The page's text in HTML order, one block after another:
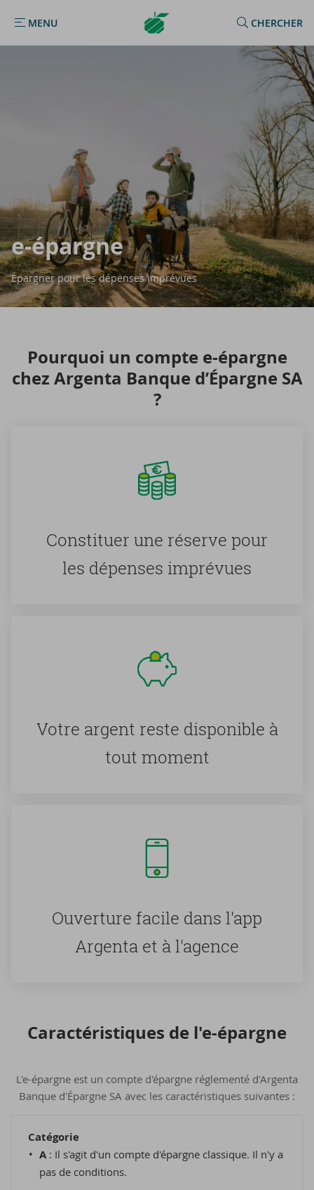
MENU
MENU
Argenta
Homepage
CHERCHER
e-​épargne
Épargner pour les dépenses imprévues
Pour­quoi un compte e-​épargne
chez Argenta Banque d’Épargne SA
?
Consti­tuer une ré­serve pour
les dé­penses im­pré­vues
Votre ar­gent reste dis­po­nible à
tout mo­ment
Ou­ver­ture fa­cile dans l'app
Argenta et à l'agence
Ca­rac­té­ris­tiques de l'e-​épargne
L'e-épargne est un compte d'épargne réglementé d'Argenta
Banque d'Épargne SA avec les caractéristiques suivantes :
Catégorie
A : Il s'agit d'un compte d'épargne classique. Il n'y a
pas de conditions.